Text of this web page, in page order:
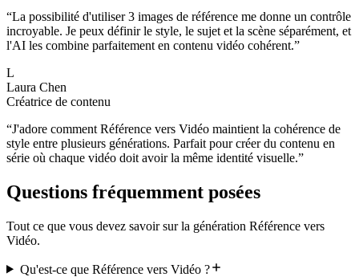
“La possibilité d'utiliser 3 images de référence me donne un contrôle
incroyable. Je peux définir le style, le sujet et la scène séparément, et
l'AI les combine parfaitement en contenu vidéo cohérent.”
L
Laura Chen
Créatrice de contenu
“J'adore comment Référence vers Vidéo maintient la cohérence de
style entre plusieurs générations. Parfait pour créer du contenu en
série où chaque vidéo doit avoir la même identité visuelle.”
Questions fréquemment posées
Tout ce que vous devez savoir sur la génération Référence vers
Vidéo.
Qu'est-ce que Référence vers Vidéo ?